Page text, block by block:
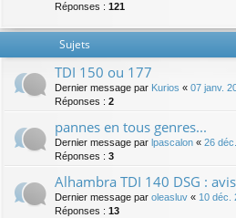
Réponses : 121
Sujets
TDI 150 ou 177
Dernier message par Kurios « 07 janv.
Réponses : 2
pannes en tous genres...
Dernier message par lpascalon « 26
Réponses : 3
Alhambra TDI 140 DSG :
Dernier message par oleasluv « 10 déc.
Réponses : 13